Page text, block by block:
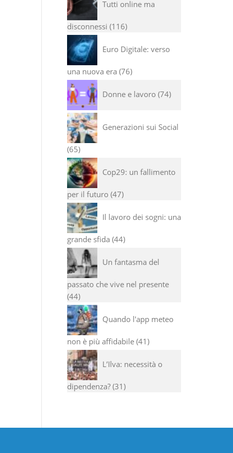
Tutti online ma
disconnessi 116
Euro Digitale: verso
una nuova era 76
Donne e lavoro 74
Generazioni sui Social
65
Cop29: un fallimento
per il futuro 47
Il lavoro dei sogni: una
grande sfida 44
Un fantasma del
passato che vive nel presente
44
Quando l'app meteo
non è più affidabile 41
L’Ilva: necessità o
dipendenza? 31